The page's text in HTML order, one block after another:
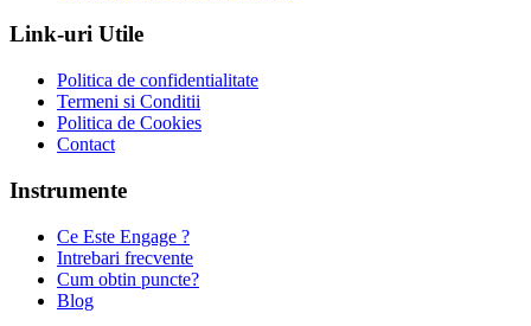
Link-uri Utile
Politica de confidentialitate
Termeni si Conditii
Politica de Cookies
Contact
Instrumente
Ce Este Engage ?
Intrebari frecvente
Cum obtin puncte?
Blog